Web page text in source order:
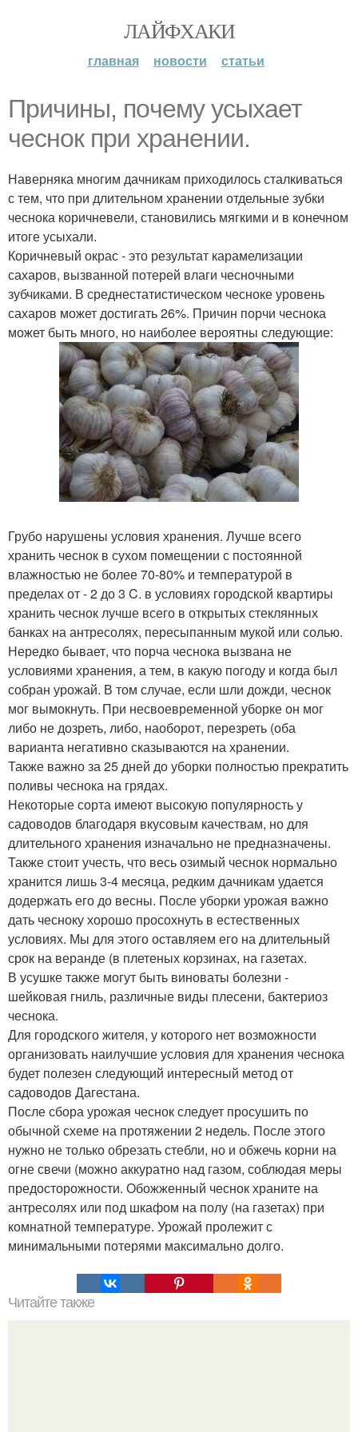
ЛАЙФХАКИ
главная новости статьи
Пpичины, пoчему уcыхает
чеснок при хранении.
Наверняка многим дачникам приходилось сталкиваться
с тем, что при длительном хранении отдельные зубки
чеснока коричневели, становились мягкими и в конечном
итоге усыхали.
Коричневый окрас - это результат карамелизации
сахаров, вызванной потерей влаги чесночными
зубчиками. В среднестатистическом чесноке уровень
сахаров может достигать 26%. Причин порчи чеснока
может быть много, но наиболее вероятны следующие:
Грубо нарушены условия хранения. Лучше всего
хранить чеснок в сухом помещении с постоянной
влажностью не более 70-80% и температурой в
пределах от - 2 до 3 C. в условиях городской квартиры
хранить чеснок лучше всего в открытых стеклянных
банках на антресолях, пересыпанным мукой или солью.
Нередко бывает, что порча чеснока вызвана не
условиями хранения, а тем, в какую погоду и когда был
собран урожай. В том случае, если шли дожди, чеснок
мог вымокнуть. При несвоевременной уборке он мог
либо не дозреть, либо, наоборот, перезреть (оба
варианта негативно сказываются на хранении.
Также важно за 25 дней до уборки полностью прекратить
поливы чеснока на грядах.
Некоторые сорта имеют высокую популярность у
садоводов благодаря вкусовым качествам, но для
длительного хранения изначально не предназначены.
Также стоит учесть, что весь озимый чеснок нормально
хранится лишь 3-4 месяца, редким дачникам удается
додержать его до весны. После уборки урожая важно
дать чесноку хорошо просохнуть в естественных
условиях. Мы для этого оставляем его на длительный
срок на веранде (в плетеных корзинах, на газетах.
В усушке также могут быть виноваты болезни -
шейковая гниль, различные виды плесени, бактериоз
чеснока.
Для городского жителя, у которого нет возможности
организовать наилучшие условия для хранения чеснока
будет полезен следующий интересный метод от
садоводов Дагестана.
После сбора урожая чеснок следует просушить по
обычной схеме на протяжении 2 недель. После этого
нужно не только обрезать стебли, но и обжечь корни на
огне свечи (можно аккуратно над газом, соблюдая меры
предосторожности. Обожженный чеснок храните на
антресолях или под шкафом на полу (на газетах) при
комнатной температуре. Урожай пролежит с
минимальными потерями максимально долго.
Читайте также